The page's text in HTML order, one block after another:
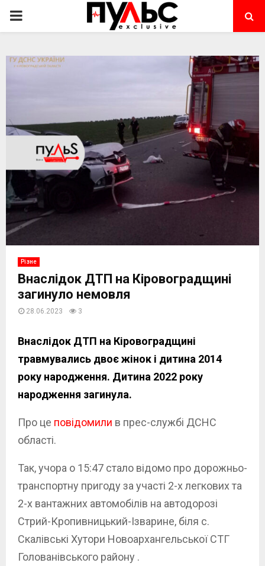
PRIMARY
Різне
Внаслідок ДТП на Кіровоградщині
загинуло немовля
28.06.2023 3
Внаслідок ДТП на Кіровоградщині
травмувались двоє жінок і дитина 2014
року народження. Дитина 2022 року
народження загинула.
Про це повідомили в прес-службі ДСНС
області.
Так, учора о 15:47 стало відомо про дорожньо-
транспортну пригоду за участі 2-х легкових та
2-х вантажних автомобілів на автодорозі
Стрий-Кропивницький-Ізварине, біля с.
Скалівські Хутори Новоархангельської СТГ
Голованівського району .